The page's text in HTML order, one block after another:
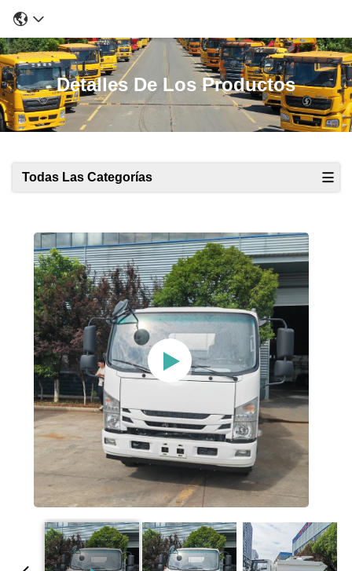
Detalles De Los Productos
Todas Las Categorías